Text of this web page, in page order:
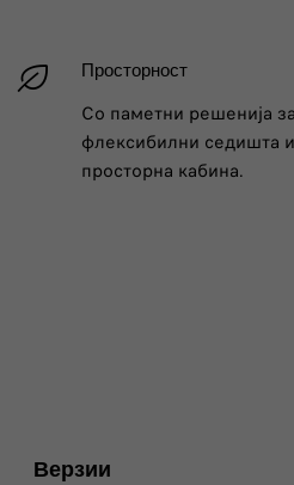
Просторност
Со паметни решенија
флексибилни седишта
просторна кабина.
Верзии